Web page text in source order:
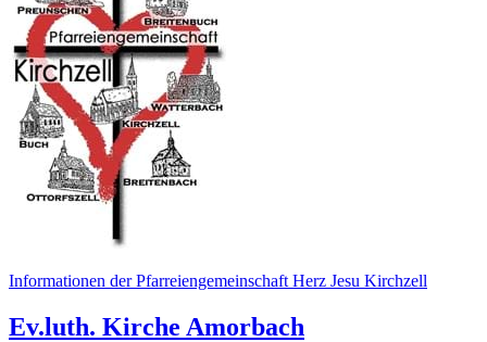
Informationen der Pfarreiengemeinschaft Herz Jesu Kirchzell
Ev.luth. Kirche Amorbach